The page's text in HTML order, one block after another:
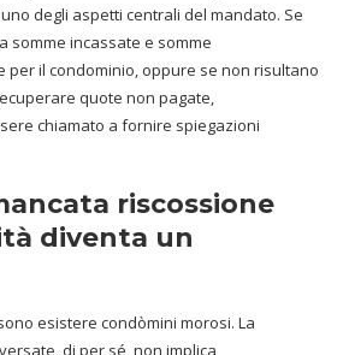
degli aspetti centrali del mandato. Se
somme incassate e somme
il condominio, oppure se non risultano
quote non pagate,
chiamato a fornire spiegazioni
riscossione
diventa un
esistere condòmini morosi. La
di per sé, non implica